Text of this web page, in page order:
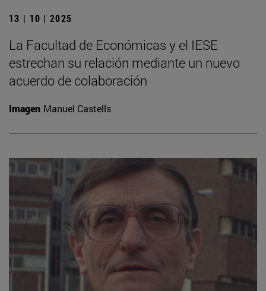
13 | 10 | 2025
La Facultad de Económicas y el IESE
estrechan su relación mediante un nuevo
acuerdo de colaboración
Imagen Manuel Castells